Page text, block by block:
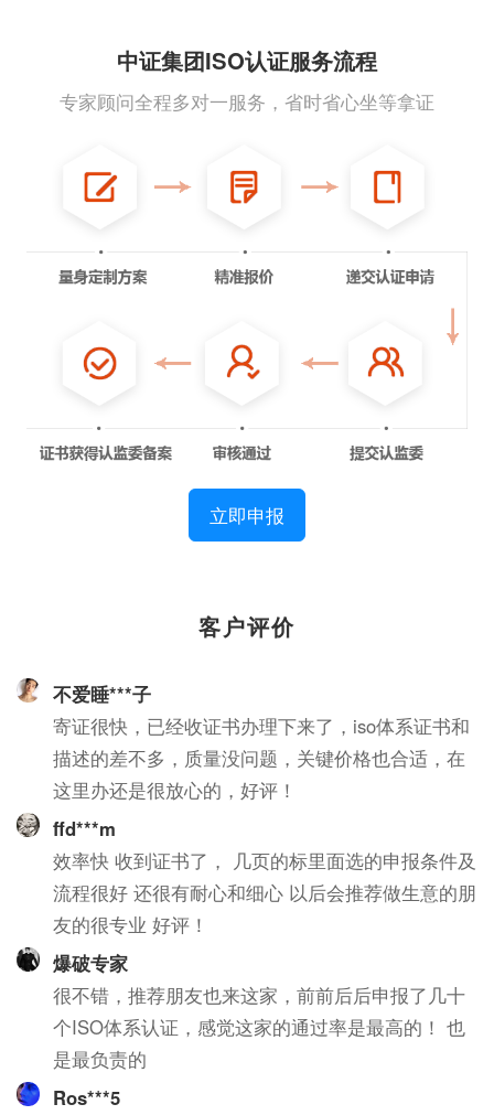
中证集团ISO认证服务流程
专家顾问全程多对一服务，省时省心坐等拿证
立即申报
客户评价
不爱睡***子
寄证很快，已经收证书办理下来了，iso体系证书和
描述的差不多，质量没问题，关键价格也合适，在
这里办还是很放心的，好评！
ffd***m
效率快 收到证书了， 几页的标里面选的申报条件及
流程很好 还很有耐心和细心 以后会推荐做生意的朋
友的很专业 好评！
爆破专家
很不错，推荐朋友也来这家，前前后后申报了几十
个ISO体系认证，感觉这家的通过率是最高的！ 也
是最负责的
Ros***5